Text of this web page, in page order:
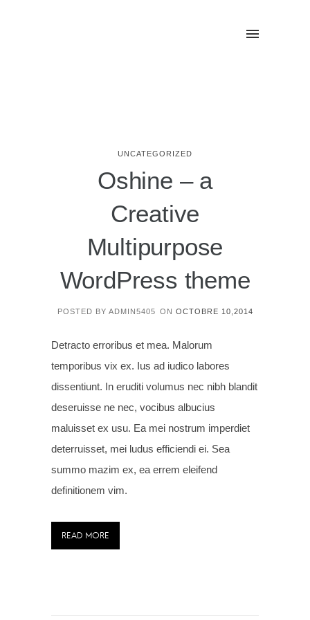
UNCATEGORIZED
Oshine – a
Creative
Multipurpose
WordPress theme
POSTED BY ADMIN5405 ON OCTOBRE 10,2014
Detracto erroribus et mea. Malorum
temporibus vix ex. Ius ad iudico labores
dissentiunt. In eruditi volumus nec nibh blandit
deseruisse ne nec, vocibus albucius
maluisset ex usu. Ea mei nostrum imperdiet
deterruisset, mei ludus efficiendi ei. Sea
summo mazim ex, ea errem eleifend
definitionem vim.
READ MORE